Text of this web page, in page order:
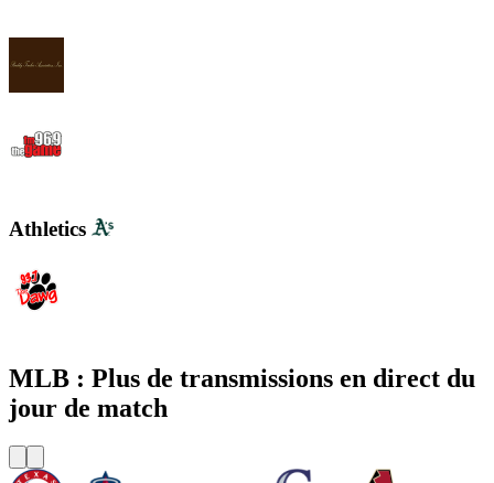
Athletics
MLB : Plus de transmissions en direct du
jour de match